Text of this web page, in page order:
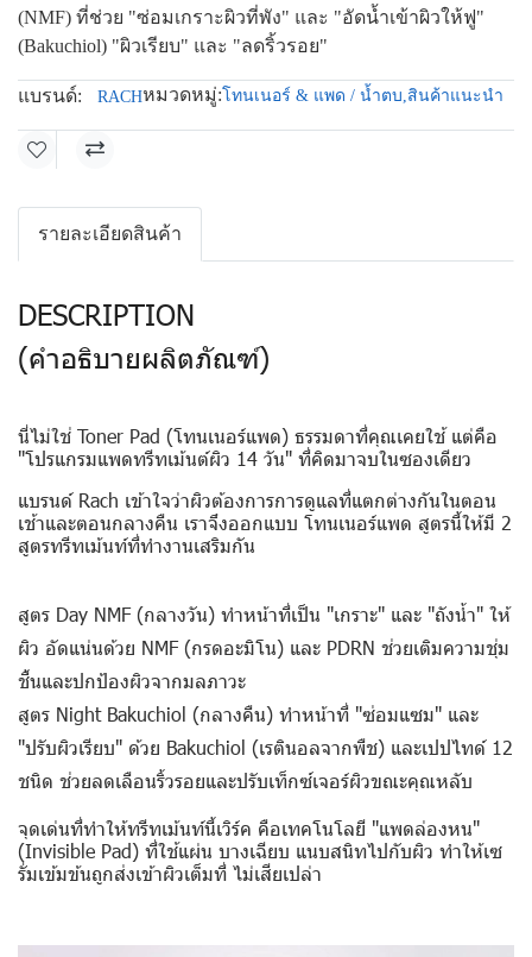
(NMF) ที่ช่วย "ซ่อมเกราะผิวที่พัง" และ "อัดน้ำเข้าผิวให้ฟู"
(Bakuchiol) "ผิวเรียบ" และ "ลดริ้วรอย"
แบรนด์: RACHหมวดหมู่: โทนเนอร์ & แพด / น้ำตบ,สินค้าแนะนำ
รายละเอียดสินค้า
DESCRIPTION
(คำอธิบายผลิตภัณฑ์)
นี่ไม่ใช่ Toner Pad (โทนเนอร์แพด) ธรรมดาที่คุณเคยใช้ แต่คือ
"โปรแกรมแพดทรีทเม้นต์ผิว 14 วัน" ที่คิดมาจบในซองเดียว
แบรนด์ Rach เข้าใจว่าผิวต้องการการดูแลที่แตกต่างกันในตอน
เช้าและตอนกลางคืน เราจึงออกแบบ โทนเนอร์แพด สูตรนี้ให้มี 2
สูตรทรีทเม้นท์ที่ทำงานเสริมกัน
สูตร Day NMF (กลางวัน) ทำหน้าที่เป็น "เกราะ" และ "ถังน้ำ" ให้
ผิว อัดแน่นด้วย NMF (กรดอะมิโน) และ PDRN ช่วยเติมความชุ่ม
ชื้นและปกป้องผิวจากมลภาวะ
สูตร Night Bakuchiol (กลางคืน) ทำหน้าที่ "ซ่อมแซม" และ
"ปรับผิวเรียบ" ด้วย Bakuchiol (เรตินอลจากพืช) และเปปไทด์ 12
ชนิด ช่วยลดเลือนริ้วรอยและปรับเท็กซ์เจอร์ผิวขณะคุณหลับ
จุดเด่นที่ทำให้ทรีทเม้นท์นี้เวิร์ค คือเทคโนโลยี "แพดล่องหน"
(Invisible Pad) ที่ใช้แผ่น บางเฉียบ แนบสนิทไปกับผิว ทำให้เซ
รั่มเข้มข้นถูกส่งเข้าผิวเต็มที่ ไม่เสียเปล่า